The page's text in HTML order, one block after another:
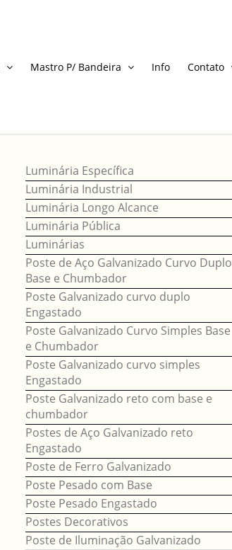
Mastro P/ Bandeira Info Contato
Luminária Específica
Luminária Industrial
Luminária Longo Alcance
Luminária Pública
Luminárias
Poste de Aço Galvanizado Curvo Duplo
Base e Chumbador
Poste Galvanizado curvo duplo
Engastado
Poste Galvanizado Curvo Simples Base
e Chumbador
Poste Galvanizado curvo simples
Engastado
Poste Galvanizado reto com base e
chumbador
Postes de Aço Galvanizado reto
Engastado
Poste de Ferro Galvanizado
Poste Pesado com Base
Poste Pesado Engastado
Postes Decorativos
Poste de Iluminação Galvanizado